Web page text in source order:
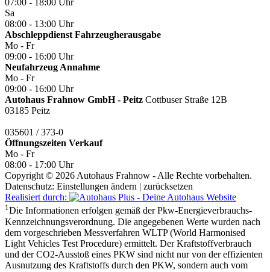
Kontakt
Impressum
Datenschutz
Barrierefreiheitserklärung
AGB
Autohaus Frahnow GmbH - Cottbus
03044 Cottbus
0355 / 290-132-0
Mo - Fr
07:00 - 18:00 Uhr
Sa
08:00 - 13:00 Uhr
Abschleppdienst Fahrzeugherausgabe
Mo - Fr
09:00 - 16:00 Uhr
Neufahrzeug Annahme
Mo - Fr
09:00 - 16:00 Uhr
Autohaus Frahnow GmbH - PeitzCottbuser Straße 12B
03185 Peitz